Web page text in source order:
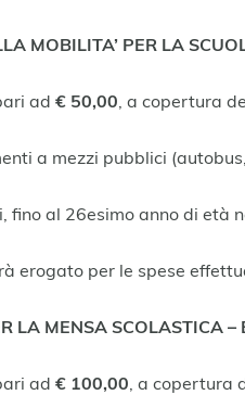
MOBILITA’ PER LA
ad € 50,00, a copertura
a mezzi pubblici
fino al 26esimo anno di età
erogato per le spese
LA MENSA
ad € 100,00, a copertura